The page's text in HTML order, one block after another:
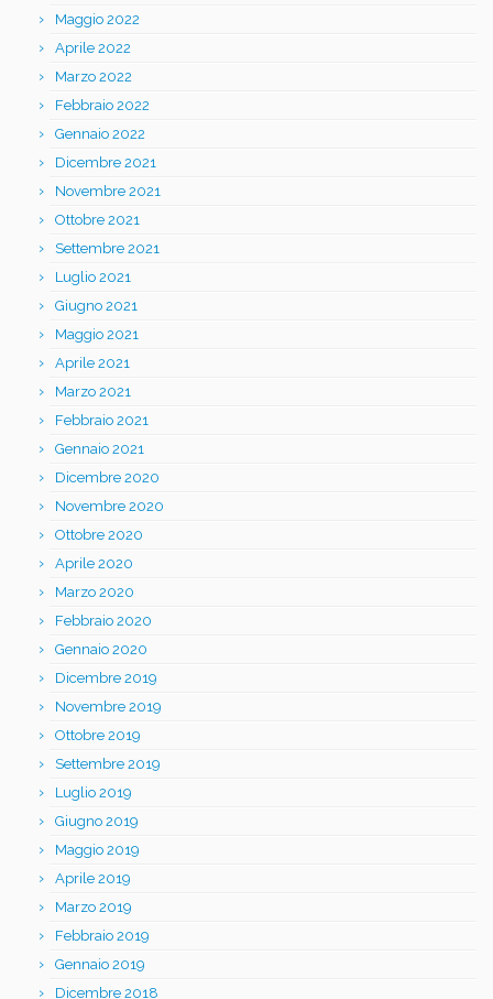
Maggio 2022
Aprile 2022
Marzo 2022
Febbraio 2022
Gennaio 2022
Dicembre 2021
Novembre 2021
Ottobre 2021
Settembre 2021
Luglio 2021
Giugno 2021
Maggio 2021
Aprile 2021
Marzo 2021
Febbraio 2021
Gennaio 2021
Dicembre 2020
Novembre 2020
Ottobre 2020
Aprile 2020
Marzo 2020
Febbraio 2020
Gennaio 2020
Dicembre 2019
Novembre 2019
Ottobre 2019
Settembre 2019
Luglio 2019
Giugno 2019
Maggio 2019
Aprile 2019
Marzo 2019
Febbraio 2019
Gennaio 2019
Dicembre 2018